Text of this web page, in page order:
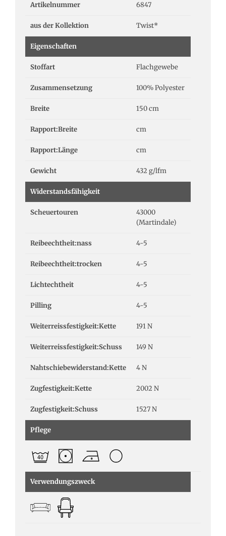
Artikelnummer 6847
aus der Kollektion Twist*
Eigenschaften
Stoffart Flachgewebe
Zusammensetzung 100% Polyester
Breite 150 cm
Rapport:Breite cm
Rapport:Länge cm
Gewicht 432 g/lfm
Widerstandsfähigkeit
Scheuertouren
43000
(Martindale)
Reibeechtheit:nass 4-5
Reibeechtheit:trocken 4-5
Lichtechtheit 4-5
Pilling 4-5
Weiterreissfestigkeit:Kette 191 N
Weiterreissfestigkeit:Schuss 149 N
Nahtschiebewiderstand:Kette 4 N
Zugfestigkeit:Kette 2002 N
Zugfestigkeit:Schuss 1527 N
Pflege
Verwendungszweck